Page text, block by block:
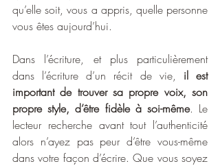
qu’elle soit, vous a appris, quelle personne
vous êtes aujourd’hui.
Dans l’écriture, et plus particulièrement
dans l’écriture d’un récit de vie, il est
important de trouver sa propre voix, son
propre style, d’être fidèle à soi-même. Le
lecteur recherche avant tout l’authenticité
alors n’ayez pas peur d’être vous-même
dans votre façon d’écrire. Que vous soyez